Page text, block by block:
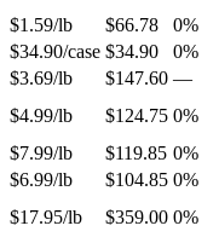
$1.59/lb $66.78
0%
$34.90/case $34.90
0%
$3.69/lb $147.60 —
$4.99/lb $124.75 0%
$7.99/lb $119.85 0%
$6.99/lb $104.85 0%
$17.95/lb $359.00 0%